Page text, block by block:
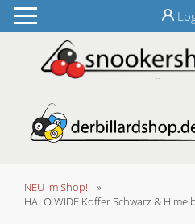
NEU im Shop!
»
HALO WIDE Koffer Schwarz &